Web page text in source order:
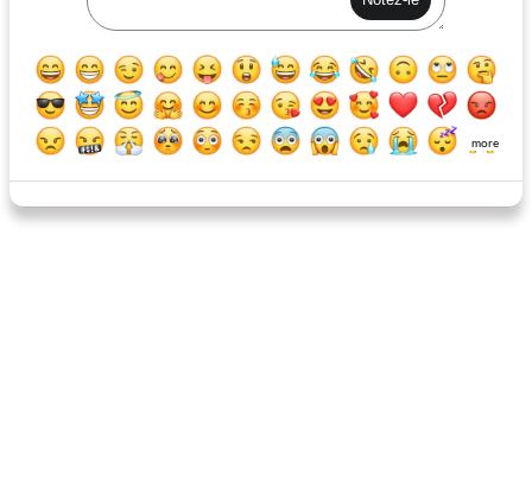
boeuf gingembre à l'ail steak sur les pommes de terre
more